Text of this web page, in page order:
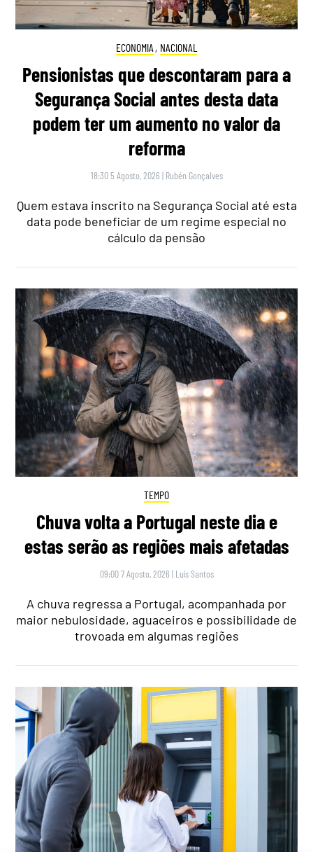
ECONOMIA , NACIONAL
Pensionistas que descontaram para a
Segurança Social antes desta data
podem ter um aumento no valor da
reforma
18:30 5 Agosto, 2026 | Rubén Gonçalves
Quem estava inscrito na Segurança Social até esta
data pode beneficiar de um regime especial no
cálculo da pensão
TEMPO
Chuva volta a Portugal neste dia e
estas serão as regiões mais afetadas
09:00 7 Agosto, 2026 | Luís Santos
A chuva regressa a Portugal, acompanhada por
maior nebulosidade, aguaceiros e possibilidade de
trovoada em algumas regiões